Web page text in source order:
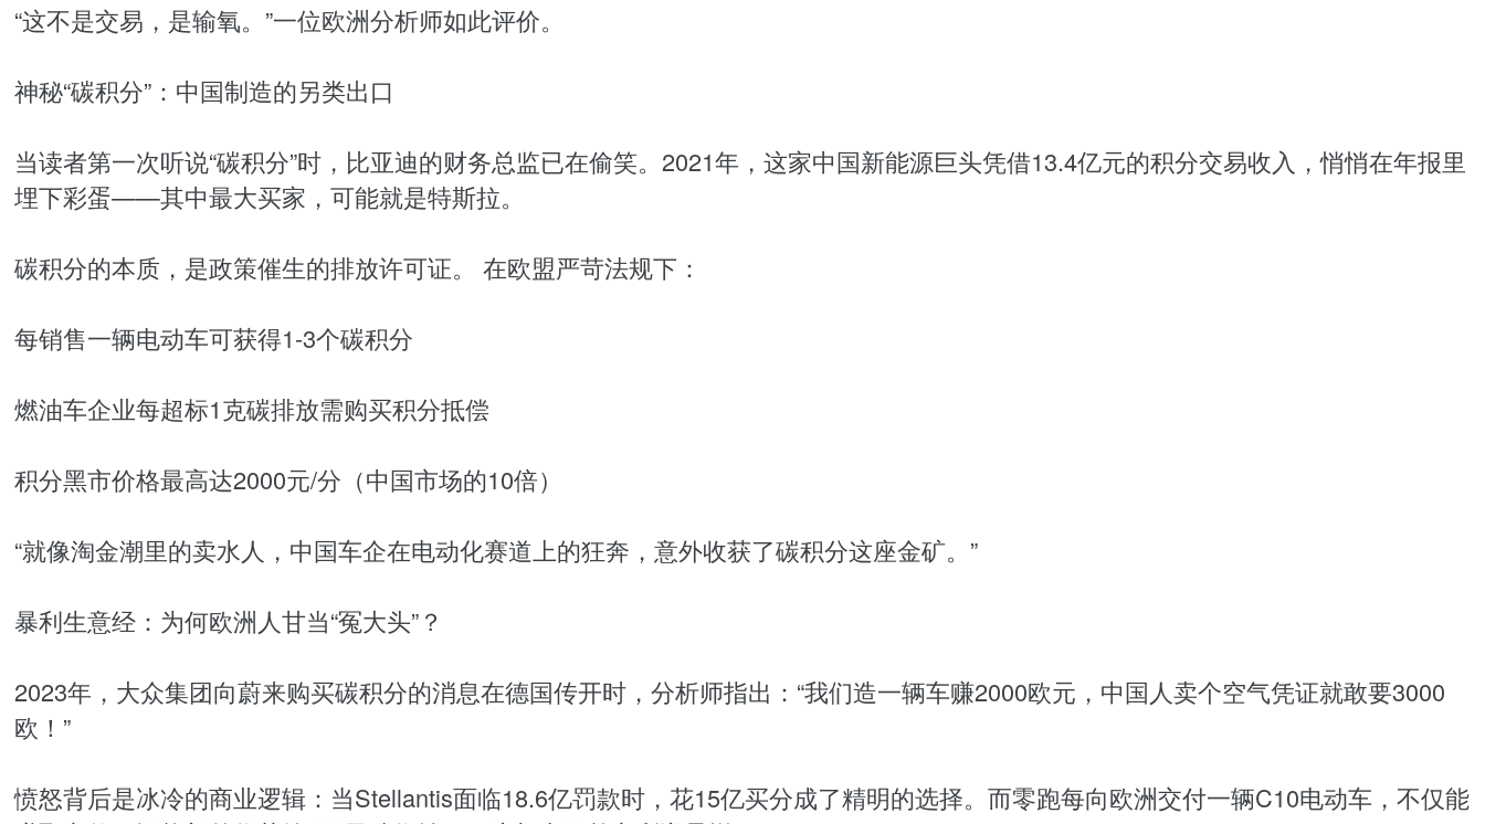
“这不是交易，是输氧。”一位欧洲分析师如此评价。
神秘“碳积分”：中国制造的另类出口
当读者第一次听说“碳积分”时，比亚迪的财务总监已在偷笑。2021年，这家中国新能源巨头凭借13.4亿元的积分交易收入，悄悄在年报里
埋下彩蛋——其中最大买家，可能就是特斯拉。
碳积分的本质，是政策催生的排放许可证。 在欧盟严苛法规下：
每销售一辆电动车可获得1-3个碳积分
燃油车企业每超标1克碳排放需购买积分抵偿
积分黑市价格最高达2000元/分（中国市场的10倍）
“就像淘金潮里的卖水人，中国车企在电动化赛道上的狂奔，意外收获了碳积分这座金矿。”
暴利生意经：为何欧洲人甘当“冤大头”？
2023年，大众集团向蔚来购买碳积分的消息在德国传开时，分析师指出：“我们造一辆车赚2000欧元，中国人卖个空气凭证就敢要3000
欧！”
愤怒背后是冰冷的商业逻辑：当Stellantis面临18.6亿罚款时，花15亿买分成了精明的选择。而零跑每向欧洲交付一辆C10电动车，不仅能